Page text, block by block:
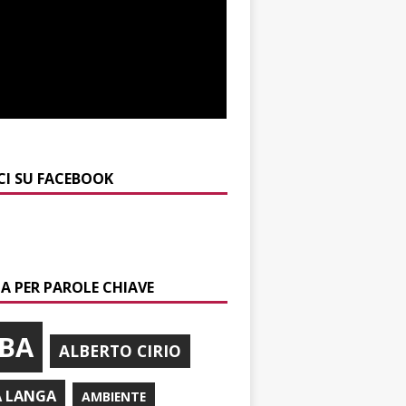
SU FACEBOOK
PER PAROLE CHIAVE
ALBERTO CIRIO
LANGA AMBIENTE